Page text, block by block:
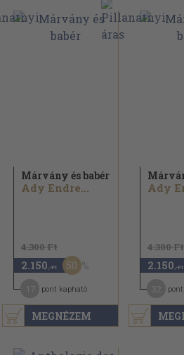
MEGNÉZEM
Márvány és babér
Ady Endre...
4.300 Ft
2.150 ,-Ft 50
pont kapható
Ady
4.300 Ft
2.150 ,-Ft